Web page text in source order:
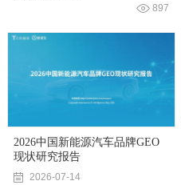
897
2026中国新能源汽车品牌GEO
现状研究报告
2026-07-14